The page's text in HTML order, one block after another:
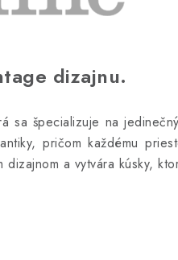
dizajnu.
sa špecializuje na
pričom každému
a vytvára kúsky,